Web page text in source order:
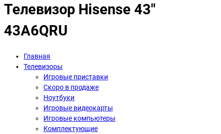
Телевизор Hisense 43"
43A6QRU
Главная
Телевизоры
Игровые приставки
Скоро в продаже
Ноутбуки
Игровые видеокарты
Игровые компьютеры
Комплектующие